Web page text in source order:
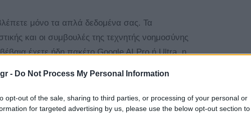
- Do Not Process My Personal Information
opt-out of the sale, sharing to third parties, or processing of your personal or
for targeted advertising by us, please use the below opt-out section to
μόνο τα απλά δεδομένα σας. Τα
και οι συμβουλές της τεχνητής νοημοσύνης
έχετε ήδη πακέτο Google AI Pro ή Ultra, η
λογαριασμό σας.
τελικά;